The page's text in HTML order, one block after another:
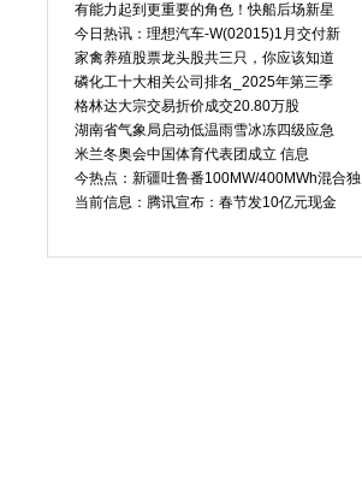
有能力起到更重要的角色！快船后场新星
今日热讯：理想汽车-W(02015)1月交付新
家禽养殖股票龙头股共三只，你应该知道
磷化工十大相关公司排名_2025年第三季
格林达大宗交易折价成交20.80万股
湖南省气象局启动低温雨雪冰冻四级应急
米兰冬奥会中国体育代表团成立 信息
今热点：新疆吐鲁番100MW/400MWh混合独
当前信息：腾讯宣布：春节发10亿元现金